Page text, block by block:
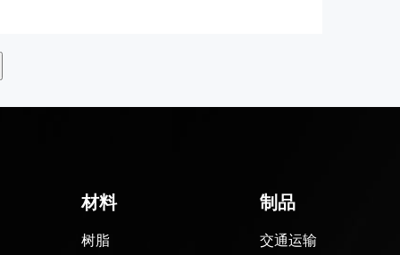
材料
树脂
制品
交通运输